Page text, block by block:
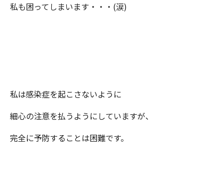
私も困ってしまいます・・・(涙)
私は感染症を起こさないように
細心の注意を払うようにしていますが、
完全に予防することは困難です。